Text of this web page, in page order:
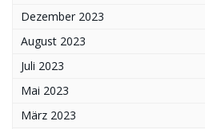
Dezember 2023
August 2023
Juli 2023
Mai 2023
März 2023